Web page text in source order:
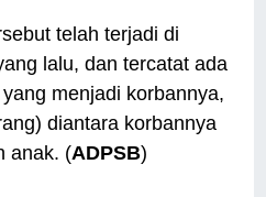
telah terjadi di
lalu, dan tercatat ada
menjadi korbannya,
diantara korbannya
anak. (ADPSB)